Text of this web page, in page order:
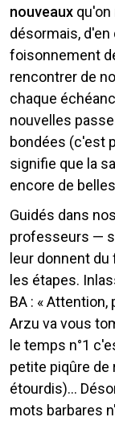
nouveaux qu'on
désormais, d'en
foisonnement
rencontrer de
chaque
nouvelles
bondées (c'est
signifie que la
encore de
Guidés dans
professeurs —
leur donnent
les étapes.
BA : «
Arzu va vous
le temps n°1
petite piqûre de
étourdis)...
mots barbares